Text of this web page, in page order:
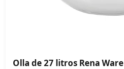
Olla de 27 litros Rena Ware